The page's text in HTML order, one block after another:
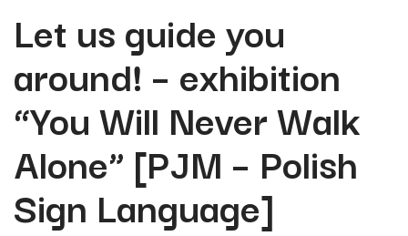
Let us guide you
around! – exhibition
“You Will Never Walk
Alone” [PJM – Polish
Sign Language]